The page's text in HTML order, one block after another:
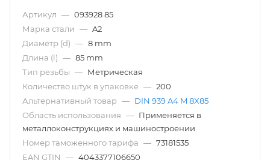
Артикул — 093928 85
Марка стали — A2
Диаметр (d) — 8 mm
Длина (l) — 85 mm
Тип резьбы — Метрическая
Количество штук в упаковке — 200
Альтернативный товар — DIN 939 A4 M 8X85
Область использования — Применяется в
металлоконструкциях и машиностроении
Номер таможенного тарифа — 73181535
EAN GTIN
— 4043377106650